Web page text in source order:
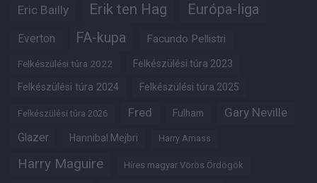
Eric Bailly Erik ten Hag Európa-liga
Everton FA-kupa Facundo Pellistri
Felkészülési túra 2022 Felkészülési túra 2023
Felkészülési túra 2024 Felkészülési túra 2025
Felkészülési túra 2026 Fred Fulham Gary Neville
Glazer Hannibal Mejbri Harry Amass
Harry Maguire Híres magyar Vörös Ördögök